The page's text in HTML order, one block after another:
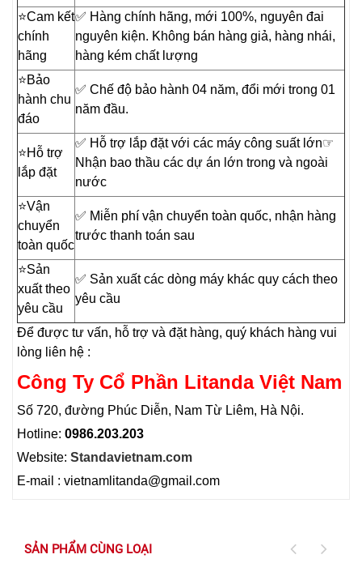
⭐️Cam kết
chính
hãng
✅ Hàng chính hãng, mới 100%, nguyên đai
nguyên kiện. Không bán hàng giả, hàng nhái,
hàng kém chất lượng
⭐️Bảo
hành chu
đáo
✅ Chế độ bảo hành 04 năm, đổi mới trong 01
năm đầu.
⭐️Hỗ trợ
lắp đặt
✅ Hỗ trợ lắp đặt với các máy công suất lớn☞
Nhận bao thầu các dự án lớn trong và ngoài
nước
⭐️Vận
chuyển
toàn quốc
✅ Miễn phí vận chuyển toàn quốc, nhận hàng
trước thanh toán sau
⭐️Sản
xuất theo
yêu cầu
✅ Sản xuất các dòng máy khác quy cách theo
yêu cầu
Để được tư vấn, hỗ trợ và đặt hàng, quý khách hàng vui
lòng liên hệ :
Công Ty Cổ Phần Litanda Việt Nam
Số 720, đường Phúc Diễn, Nam Từ Liêm, Hà Nội.
Hotline: 0986.203.203
Website: Standavietnam.com
E-mail : vietnamlitanda@gmail.com
SẢN PHẨM CÙNG LOẠI